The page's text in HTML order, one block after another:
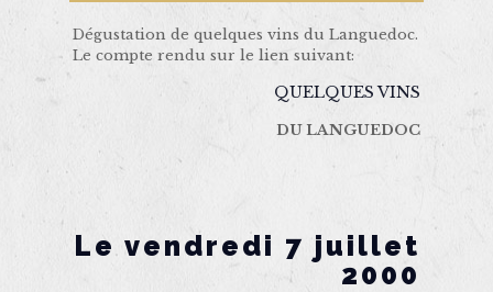
Dégustation de quelques vins du Languedoc.
Le compte rendu sur le lien suivant:
QUELQUES VINS
DU LANGUEDOC
Le vendredi 7 juillet
2000